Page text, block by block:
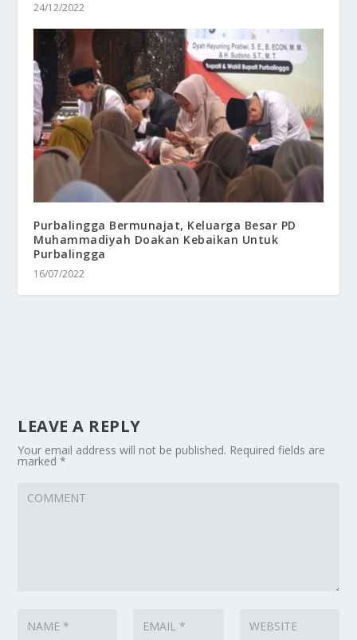
24/12/2022
Purbalingga Bermunajat, Keluarga Besar PD
Muhammadiyah Doakan Kebaikan Untuk
Purbalingga
16/07/2022
LEAVE A REPLY
Your email address will not be published. Required fields are
marked*